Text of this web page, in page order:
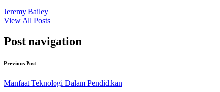
Jeremy Bailey
View All Posts
Post navigation
Previous Post
Manfaat Teknologi Dalam Pendidikan